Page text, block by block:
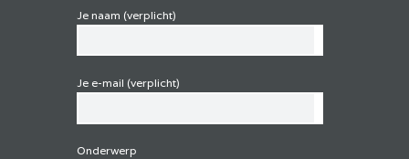
Je naam (verplicht)
Je e-mail (verplicht)
Onderwerp